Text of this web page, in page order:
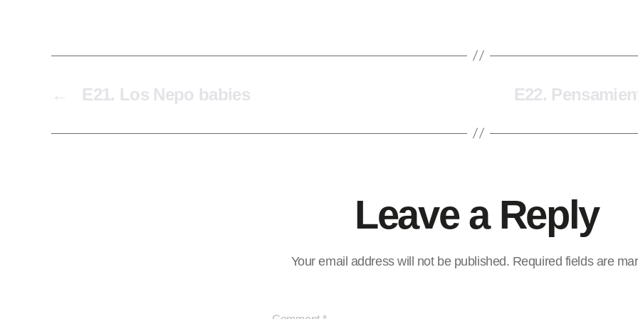
← E21. Los Nepo babies E22.
Leave a Reply
Your email address will not be published. Required fields are